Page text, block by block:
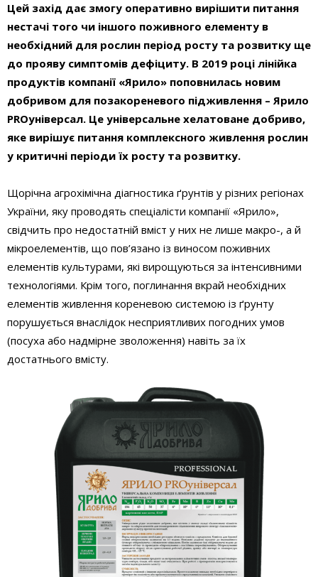
Цей захід дає змогу оперативно вирішити питання
нестачі того чи іншого поживного елементу в
необхідний для рослин період росту та розвитку ще
до прояву симптомів дефіциту. В 2019 році лінійка
продуктів компанії «Ярило» поповнилась новим
добривом для позакореневого підживлення – Ярило
PROуніверсал. Це універсальне хелатоване добриво,
яке вирішує питання комплексного живлення рослин
у критичні періоди їх росту та розвитку.
Щорічна агрохімічна діагностика ґрунтів у різних регіонах
України, яку проводять спеціалісти компанії «Ярило»,
свідчить про недостатній вміст у них не лише макро-, а й
мікроелементів, що пов’язано із виносом поживних
елементів культурами, які вирощуються за інтенсивними
технологіями. Крім того, поглинання вкрай необхідних
елементів живлення кореневою системою із ґрунту
порушується внаслідок несприятливих погодних умов
(посуха або надмірне зволоження) навіть за їх
достатнього вмісту.